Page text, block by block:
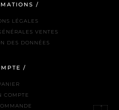
/
LÉGALES
VENTES
DES DONNÉES
/
COMPTE